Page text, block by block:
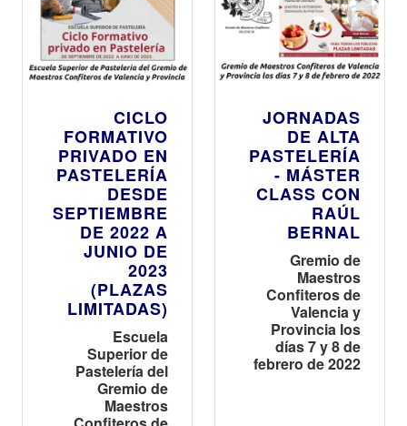
CICLO
FORMATIVO
PRIVADO EN
PASTELERÍA
DESDE
SEPTIEMBRE
DE 2022 A
JUNIO DE
2023
(PLAZAS
LIMITADAS)
Escuela
Superior de
Pastelería del
Gremio de
Maestros
JORNADAS
DE ALTA
PASTELERÍA
- MÁSTER
CLASS CON
RAÚL
BERNAL
Gremio de
Maestros
Confiteros de
Valencia y
Provincia los
días 7 y 8 de
febrero de 2022